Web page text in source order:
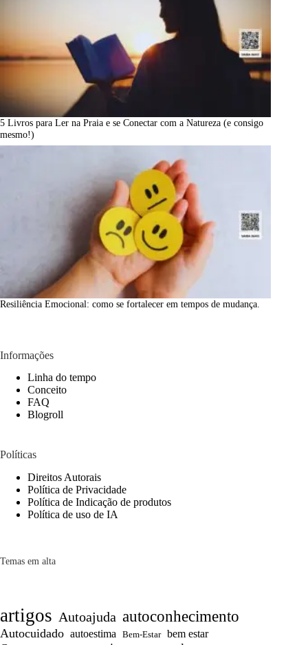
5 Livros para Ler na Praia e se Conectar com a Natureza (e consigo
mesmo!)
Resiliência Emocional: como se fortalecer em tempos de mudança.
Informações
Linha do tempo
Conceito
FAQ
Blogroll
Políticas
Direitos Autorais
Política de Privacidade
Política de Indicação de produtos
Política de uso de IA
Temas em alta
artigos Autoajuda autoconhecimento
Autocuidado autoestima Bem-Estar bem estar